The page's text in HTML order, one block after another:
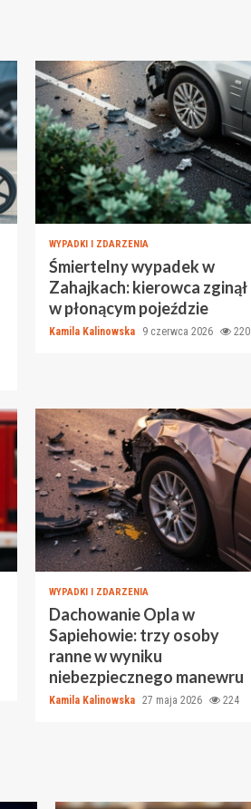
WYPADKI I ZDARZENIA
Śmiertelny wypadek w
Zahajkach: kierowca zginął
w płonącym pojeździe
Kamila Kalinowska 9 czerwca 2026 220
WYPADKI I ZDARZENIA
Dachowanie Opla w
Sapiehowie: trzy osoby
ranne w wyniku
niebezpiecznego manewru
Kamila Kalinowska 27 maja 2026 224